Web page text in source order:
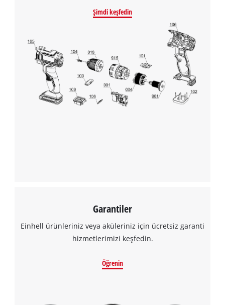
Şimdi keşfedin
Garantiler
Einhell ürünleriniz veya aküleriniz için ücretsiz garanti
hizmetlerimizi keşfedin.
Öğrenin